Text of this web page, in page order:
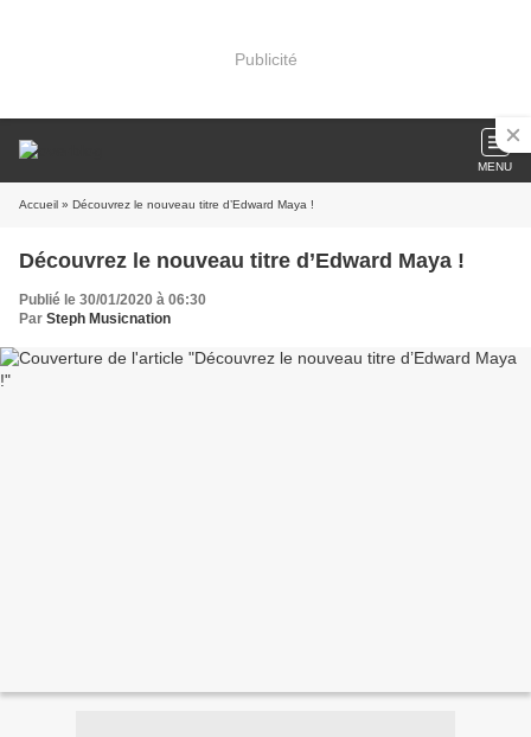
Publicité
MENU
Accueil » Découvrez le nouveau titre d’Edward Maya !
Découvrez le nouveau titre d’Edward Maya !
Publié le 30/01/2020 à 06:30
Par Steph Musicnation